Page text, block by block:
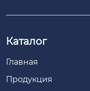
Каталог
Главная
Продукция